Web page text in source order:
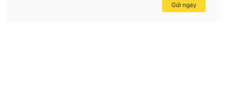
Gửi ngay